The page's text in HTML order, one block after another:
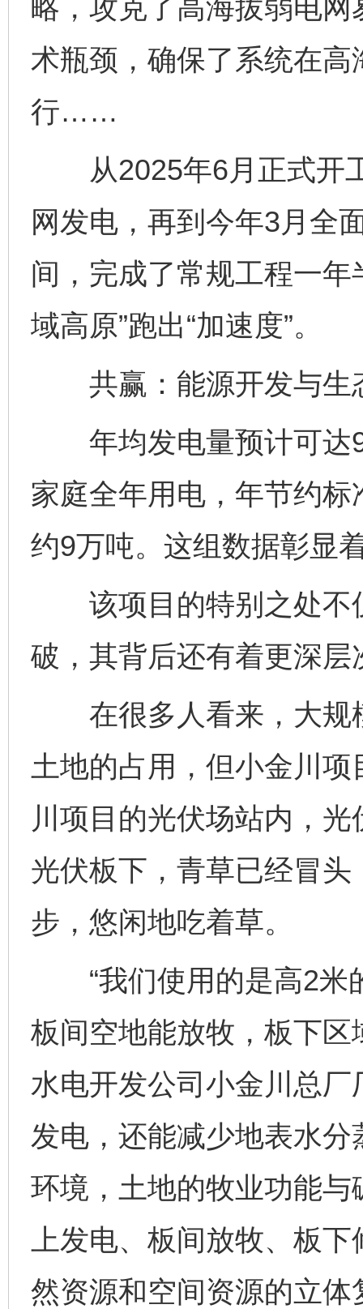
略，攻克了高海拔弱电
术瓶颈，确保了系统在
行……
从2025年6月正式开
网发电，再到今年3月全
间，完成了常规工程一
域高原”跑出“加速度”。
共赢：能源开发与生
年均发电量预计可达
家庭全年用电，年节约
约9万吨。这组数据彰显
该项目的特别之处不
破，其背后还有着更深
在很多人看来，大规
土地的占用，但小金川项
川项目的光伏场站内，光
光伏板下，青草已经冒头
步，悠闲地吃着草。
“我们使用的是高2米
板间空地能放牧，板下区
水电开发公司小金川总
发电，还能减少地表水
环境，土地的牧业功能与
上发电、板间放牧、板
然资源和空间资源的立